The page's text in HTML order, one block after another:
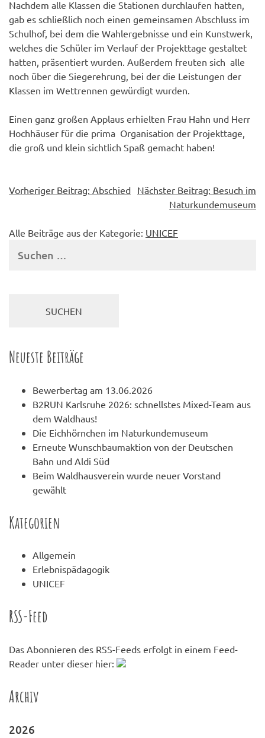
Nachdem alle Klassen die Stationen durchlaufen hatten,
gab es schließlich noch einen gemeinsamen Abschluss im
Schulhof, bei dem die Wahlergebnisse und ein Kunstwerk,
welches die Schüler im Verlauf der Projekttage gestaltet
hatten, präsentiert wurden. Außerdem freuten sich alle
noch über die Siegerehrung, bei der die Leistungen der
Klassen im Wettrennen gewürdigt wurden.
Einen ganz großen Applaus erhielten Frau Hahn und Herr
Hochhäuser für die prima Organisation der Projekttage,
die groß und klein sichtlich Spaß gemacht haben!
Beitragsnavigation
Vorheriger Beitrag: Abschied Nächster Beitrag: Besuch im
Naturkundemuseum
Alle Beiträge aus der Kategorie: UNICEF
nach:
Neueste Beiträge
Bewerbertag am 13.06.2026
B2RUN Karlsruhe 2026: schnellstes Mixed-Team aus
dem Waldhaus!
Die Eichhörnchen im Naturkundemuseum
Erneute Wunschbaumaktion von der Deutschen
Bahn und Aldi Süd
Beim Waldhausverein wurde neuer Vorstand
gewählt
Kategorien
Allgemein
Erlebnispädagogik
UNICEF
RSS-Feed
Das Abonnieren des RSS-Feeds erfolgt in einem Feed-
Reader unter dieser hier:
Archiv
2026